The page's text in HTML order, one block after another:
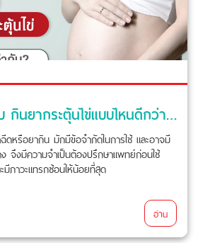
ฉีดยากระตุ้นไข่ กับ กินยากระตุ้นไข่แบบไหนดีกว่ากัน?
ฉีดหรือยากิน มักมีข้อจำกัดในการใช้ และอาจมี
จึงมีความจำเป็นต้องปรึกษาแพทย์ก่อนใช้
มีภาวะแทรกซ้อนให้น้อยที่สุด
อ่าน